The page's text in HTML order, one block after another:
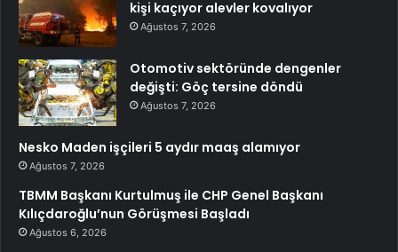
kişi kaçıyor alevler kovalıyor
Ağustos 7, 2026
Otomotiv sektöründe dengenler
değişti: Göç tersine döndü
Ağustos 7, 2026
Nesko Maden işçileri 5 aydır maaş alamıyor
Ağustos 7, 2026
TBMM Başkanı Kurtulmuş ile CHP Genel Başkanı
Kılıçdaroğlu’nun Görüşmesi Başladı
Ağustos 6, 2026